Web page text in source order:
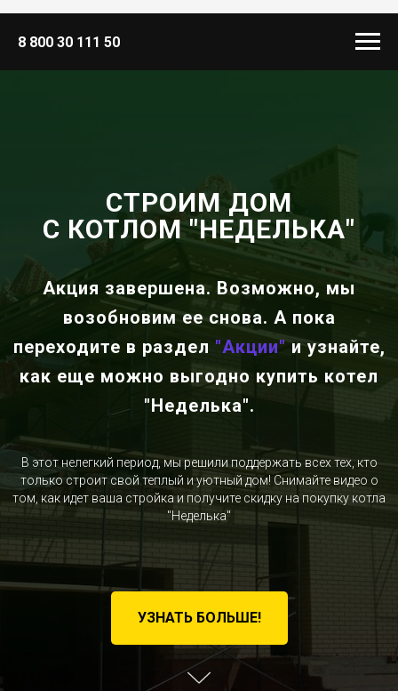
8 800 30 111 50
СТРОИМ ДОМ
С КОТЛОМ "НЕДЕЛЬКА"
Акция завершена. Возможно, мы
возобновим ее снова. А пока
переходите в раздел "Акции"и узнайте,
как еще можно выгодно купить котел
"Неделька".
В этот нелегкий период, мы решили поддержать всех тех, кто
только строит свой теплый и уютный дом! Снимайте видео о
том, как идет ваша стройка и получите скидку на покупку котла
"Неделька"
УЗНАТЬ БОЛЬШЕ!